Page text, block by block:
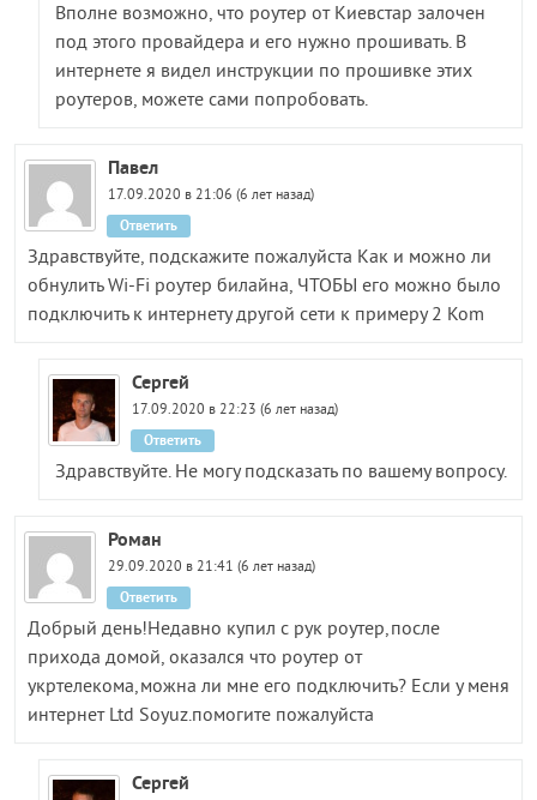
Вполне возможно, что роутер от Киевстар залочен
под этого провайдера и его нужно прошивать. В
интернете я видел инструкции по прошивке этих
роутеров, можете сами попробовать.
Павел
17.09.2020 в 21:06 (6 лет назад)
Здравствуйте, подскажите пожалуйста Как и можно ли
обнулить Wi-Fi роутер билайна, ЧТОБЫ его можно было
подключить к интернету другой сети к примеру 2 Kom
Ответить
Сергей
17.09.2020 в 22:23 (6 лет назад)
Здравствуйте. Не могу подсказать по вашему вопросу.
Ответить
Роман
29.09.2020 в 21:41 (6 лет назад)
Добрый день!Недавно купил с рук роутер,после
прихода домой, оказался что роутер от
укртелекома,можна ли мне его подключить? Если у меня
интернет Ltd Soyuz.помогите пожалуйста
Ответить
Сергей